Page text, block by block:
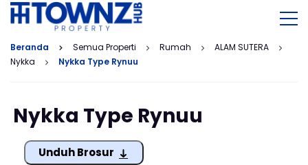
Beranda Semua Properti Rumah
ALAM SUTERA
Nykka
Nykka Type Rynuu
Nykka Type Rynuu
Unduh Brosur